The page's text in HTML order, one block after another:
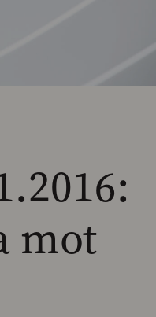
mot